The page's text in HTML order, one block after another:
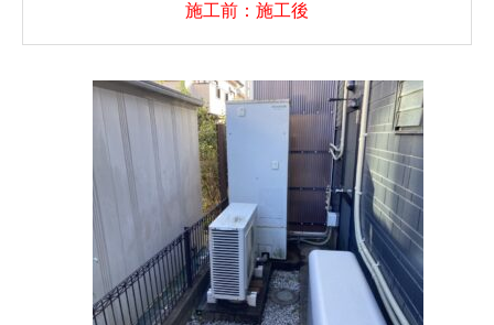
施工前：施工後